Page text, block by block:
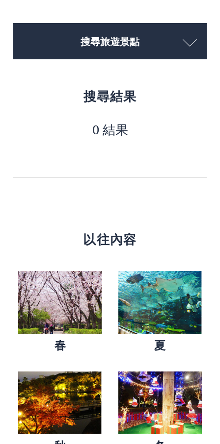
搜尋旅遊景點
搜尋結果
0 結果
以往內容
春 夏